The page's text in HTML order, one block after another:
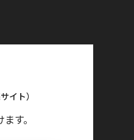
イト）
す。